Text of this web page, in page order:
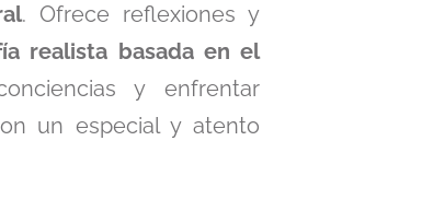
. Ofrece reflexiones y
realista basada en el
y enfrentar
un especial y atento